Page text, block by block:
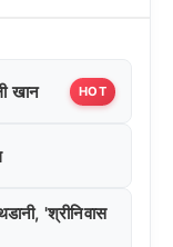
खान HOT
'श्रीनिवास